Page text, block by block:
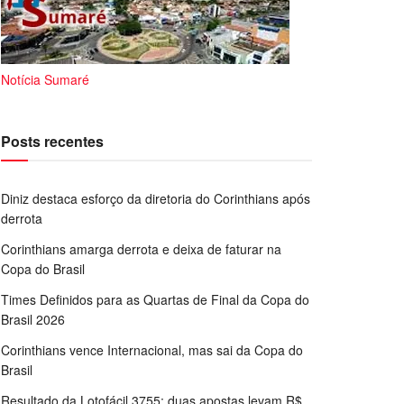
Notícia Sumaré
Posts recentes
Diniz destaca esforço da diretoria do Corinthians após
derrota
Corinthians amarga derrota e deixa de faturar na
Copa do Brasil
Times Definidos para as Quartas de Final da Copa do
Brasil 2026
Corinthians vence Internacional, mas sai da Copa do
Brasil